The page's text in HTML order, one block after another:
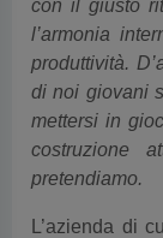
con il giusto
l’armonia
produttività.
di noi giovani
mettersi in
costruzione
pretendiamo.
L’azienda di